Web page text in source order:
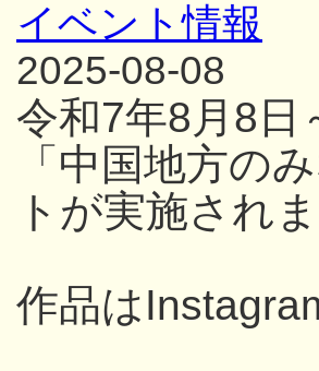
イベント情報
2025-08-08
令和7年8月8日
「中国地方の
トが実施されま
作品は